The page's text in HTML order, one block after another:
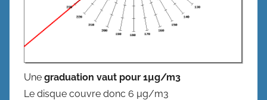
Une graduation vaut pour 1µg/m3
Le disque couvre donc 6 µg/m3